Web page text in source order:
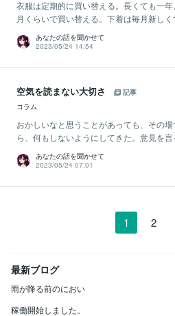
衣服は定期的に買い替える。長くても一
月くらいで買い替える。下着は毎月新し
あなたの話を聞かせて
2023/05/24 14:54
空気を読まない大切さ
記事
コラム
おかしいなと思うことがあっても、その
ら、何もしないようにしてきた。意見を
あなたの話を聞かせて
2023/05/24 07:01
1 2
最新ブログ
雨が降る前のにおい
稼働開始しました。